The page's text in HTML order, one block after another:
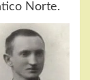
Norte.